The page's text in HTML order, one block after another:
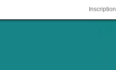
Inscription